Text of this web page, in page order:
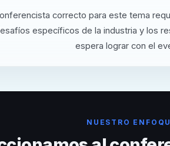
correcto para este tema
específicos de la industria y los
espera lograr con el
NUESTRO